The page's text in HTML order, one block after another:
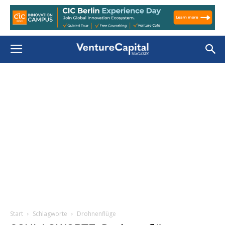
Start Schlagworte Drohnenflüge